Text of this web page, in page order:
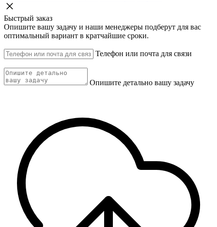
Быстрый заказ
Опишите вашу задачу и наши менеджеры подберут для вас
оптимальный вариант в кратчайшие сроки.
Телефон или почта для связи
Опишите детально вашу задачу